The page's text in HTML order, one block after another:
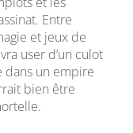
Entre
et jeux de
user d’un culot
dans un empire
bien être